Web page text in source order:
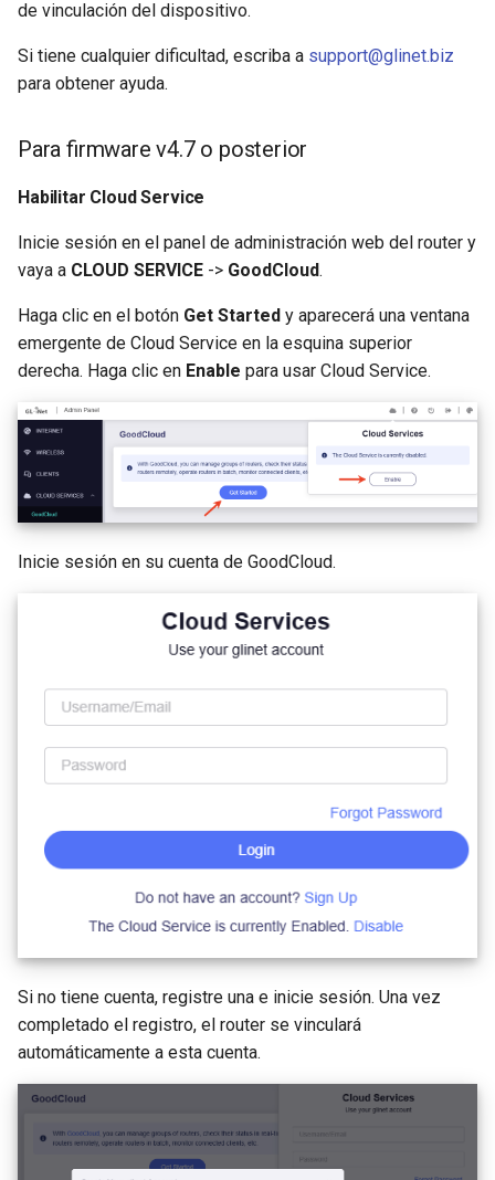
de vinculación del dispositivo.
Si tiene cualquier dificultad, escriba a support@glinet.biz
para obtener ayuda.
Para firmware v4.7 o posterior
Habilitar Cloud Service
Inicie sesión en el panel de administración web del router y
vaya a CLOUD SERVICE -> GoodCloud.
Haga clic en el botón Get Started y aparecerá una ventana
emergente de Cloud Service en la esquina superior
derecha. Haga clic en Enable para usar Cloud Service.
Inicie sesión en su cuenta de GoodCloud.
Si no tiene cuenta, registre una e inicie sesión. Una vez
completado el registro, el router se vinculará
automáticamente a esta cuenta.